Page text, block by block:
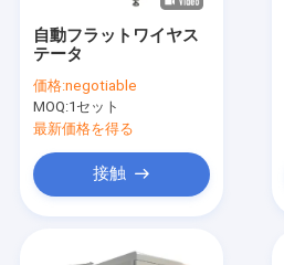
自動フラットワイヤス
テータ
価格:negotiable
MOQ:1セット
最新価格を得る
接触